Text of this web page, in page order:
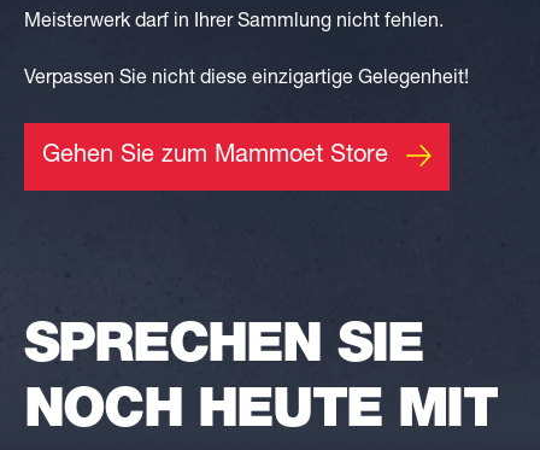
Meisterwerk darf in Ihrer Sammlung nicht fehlen.
Verpassen Sie nicht diese einzigartige Gelegenheit!
Gehen Sie zum Mammoet Store
SPRECHEN SIE
NOCH HEUTE MIT